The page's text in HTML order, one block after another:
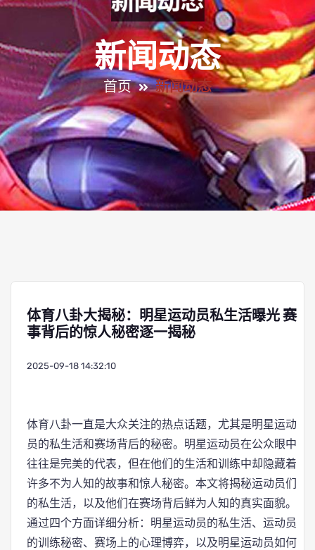
新闻动态
首页 新闻动态
体育八卦大揭秘：明星运动员私生活曝光 赛
事背后的惊人秘密逐一揭秘
2025-09-18 14:32:10
体育八卦一直是大众关注的热点话题，尤其是明星运动
员的私生活和赛场背后的秘密。明星运动员在公众眼中
往往是完美的代表，但在他们的生活和训练中却隐藏着
许多不为人知的故事和惊人秘密。本文将揭秘运动员们
的私生活，以及他们在赛场背后鲜为人知的真实面貌。
通过四个方面详细分析：明星运动员的私生活、运动员
的训练秘密、赛场上的心理博弈，以及明星运动员如何